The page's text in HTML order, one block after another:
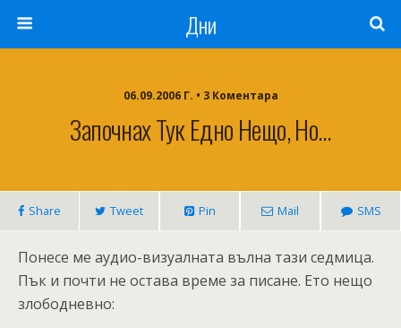
Дни
06.09.2006 Г. • 3 Коментара
Започнах Тук Едно Нещо, Но…
Share Tweet Pin Mail SMS
Понесе ме аудио-визуалната вълна тази седмица.
Пък и почти не остава време за писане. Ето нещо
злободневно: